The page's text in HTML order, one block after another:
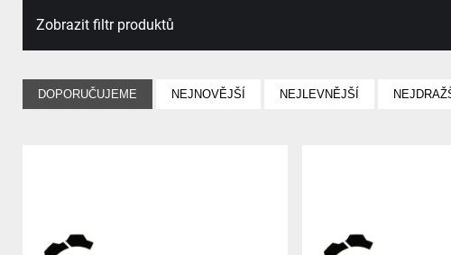
Zobrazit filtr produktů
DOPORUČUJEME NEJNOVĚJŠÍ NEJLEVNĚJŠÍ